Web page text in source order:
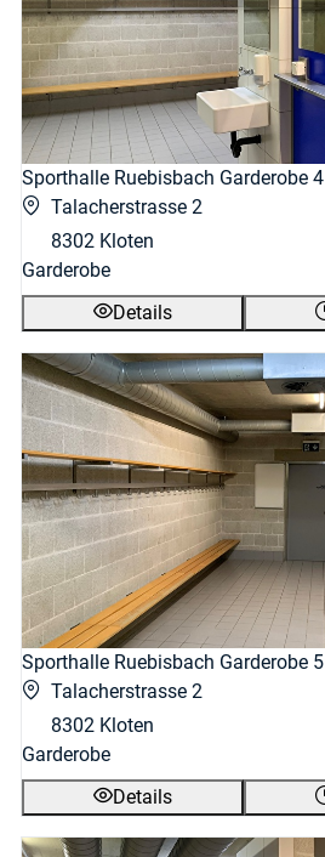
Sporthalle Ruebisbach Garderobe 4
Talacherstrasse 2
8302 Kloten
Garderobe
Details
Sporthalle Ruebisbach Garderobe 5
Talacherstrasse 2
8302 Kloten
Garderobe
Details